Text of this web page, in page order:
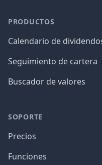
PRODUCTOS
Calendario de
Seguimiento de cartera
Buscador de valores
SOPORTE
Precios
Funciones